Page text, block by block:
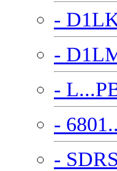
-
-
-
-
-